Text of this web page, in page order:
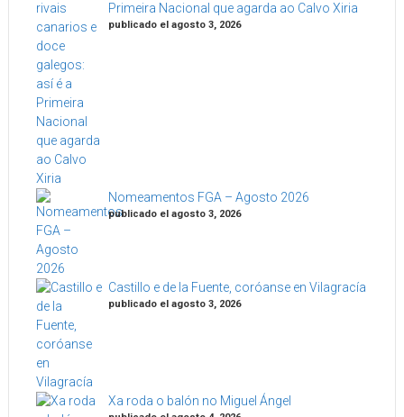
Primeira Nacional que agarda ao Calvo Xiria
publicado el agosto 3, 2026
Nomeamentos FGA – Agosto 2026
publicado el agosto 3, 2026
Castillo e de la Fuente, coróanse en Vilagracía
publicado el agosto 3, 2026
Xa roda o balón no Miguel Ángel